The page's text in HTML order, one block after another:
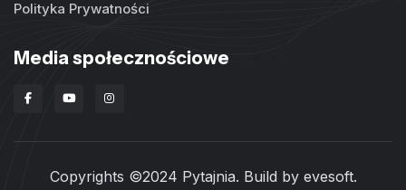
Polityka Prywatności
Media społecznościowe
Copyrights ©2024 Pytajnia. Build by evesoft.